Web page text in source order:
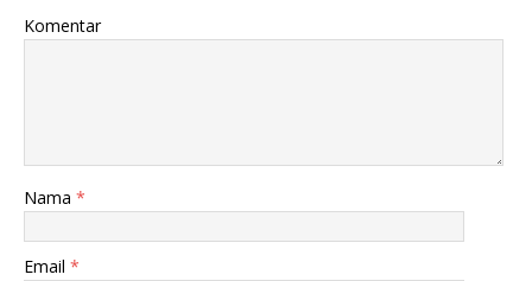
Komentar
Nama *
Email *